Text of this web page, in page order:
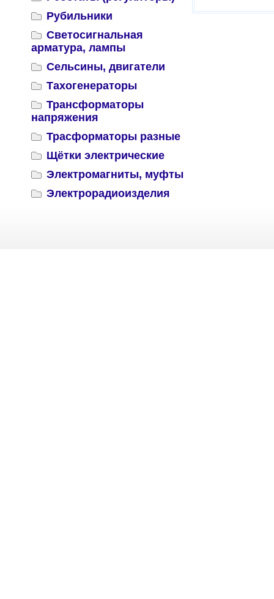
Рубильники
Светосигнальная
арматура, лампы
Сельсины, двигатели
Тахогенераторы
Трансформаторы
напряжения
Трасформаторы разные
Щётки электрические
Электромагниты, муфты
Электрорадиоизделия